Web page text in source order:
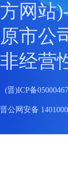
方网站
原市公
非经营
(晋)ICP备
晋公网安备